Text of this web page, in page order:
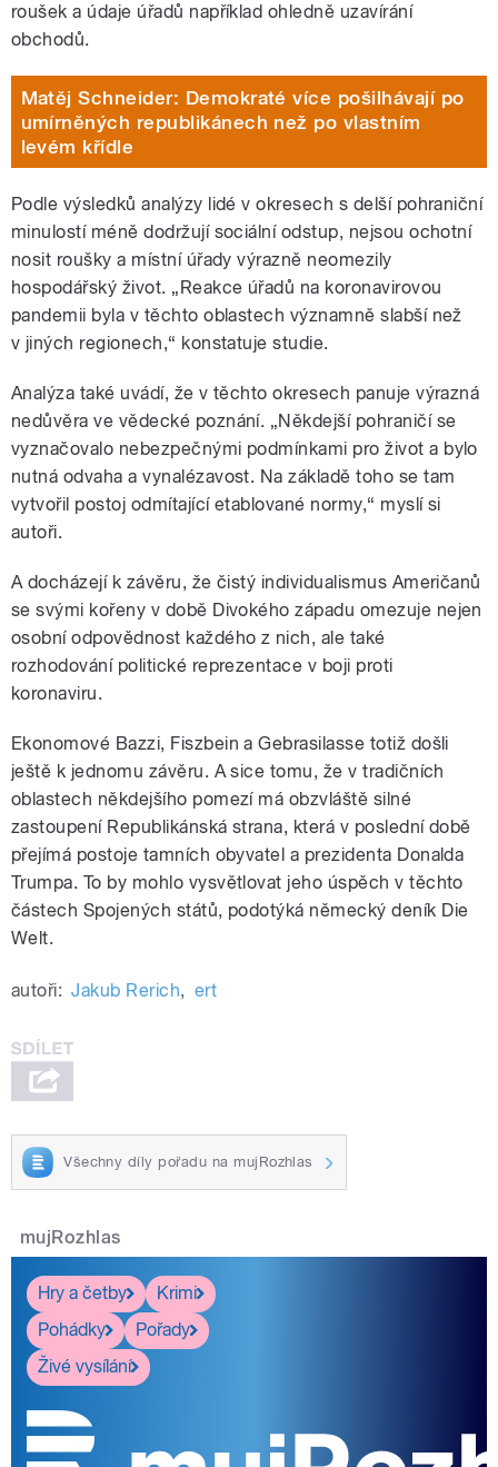
roušek a údaje úřadů například ohledně uzavírání
obchodů.
Matěj Schneider: Demokraté více pošilhávají po
umírněných republikánech než po vlastním
levém křídle
Podle výsledků analýzy lidé v okresech s delší pohraniční
minulostí méně dodržují sociální odstup, nejsou ochotní
nosit roušky a místní úřady výrazně neomezily
hospodářský život. „Reakce úřadů na koronavirovou
pandemii byla v těchto oblastech významně slabší než
v jiných regionech,“ konstatuje studie.
Analýza také uvádí, že v těchto okresech panuje výrazná
nedůvěra ve vědecké poznání. „Někdejší pohraničí se
vyznačovalo nebezpečnými podmínkami pro život a bylo
nutná odvaha a vynalézavost. Na základě toho se tam
vytvořil postoj odmítající etablované normy,“ myslí si
autoři.
A docházejí k závěru, že čistý individualismus Američanů
se svými kořeny v době Divokého západu omezuje nejen
osobní odpovědnost každého z nich, ale také
rozhodování politické reprezentace v boji proti
koronaviru.
Ekonomové Bazzi, Fiszbein a Gebrasilasse totiž došli
ještě k jednomu závěru. A sice tomu, že v tradičních
oblastech někdejšího pomezí má obzvláště silné
zastoupení Republikánská strana, která v poslední době
přejímá postoje tamních obyvatel a prezidenta Donalda
Trumpa. To by mohlo vysvětlovat jeho úspěch v těchto
částech Spojených států, podotýká německý deník Die
Welt.
autoři: Jakub Rerich, ert
Všechny díly pořadu na mujRozhlas
mujRozhlas
Hry a četby
Krimi
Pohádky
Pořady
Živé vysílání